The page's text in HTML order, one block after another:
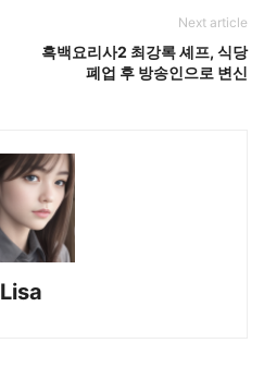
Next article
흑백요리사2 최강록 셰프, 식당
폐업 후 방송인으로 변신
Lisa